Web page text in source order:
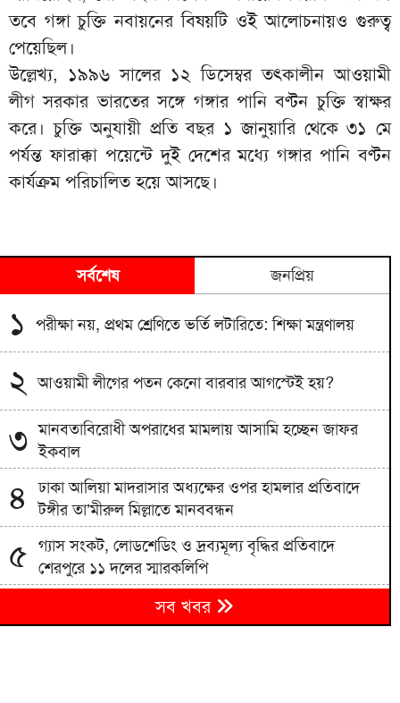
তবে গঙ্গা চুক্তি নবায়নের বিষয়টি ওই আলোচনায়ও গুরুত্ব
পেয়েছিল।
উল্লেখ্য, ১৯৯৬ সালের ১২ ডিসেম্বর তৎকালীন আওয়ামী
লীগ সরকার ভারতের সঙ্গে গঙ্গার পানি বণ্টন চুক্তি স্বাক্ষর
করে। চুক্তি অনুযায়ী প্রতি বছর ১ জানুয়ারি থেকে ৩১ মে
পর্যন্ত ফারাক্কা পয়েন্টে দুই দেশের মধ্যে গঙ্গার পানি বণ্টন
কার্যক্রম পরিচালিত হয়ে আসছে।
সর্বশেষ জনপ্রিয়
১ পরীক্ষা নয়, প্রথম শ্রেণিতে ভর্তি লটারিতে: শিক্ষা মন্ত্রণালয়
২ আওয়ামী লীগের পতন কেনো বারবার আগস্টেই হয়?
৩ মানবতাবিরোধী অপরাধের মামলায় আসামি হচ্ছেন জাফর
ইকবাল
৪
ঢাকা আলিয়া মাদরাসার অধ্যক্ষের ওপর হামলার প্রতিবাদে
টঙ্গীর তা’মীরুল মিল্লাতে মানববন্ধন
৫ গ্যাস সংকট, লোডশেডিং ও দ্রব্যমূল্য বৃদ্ধির প্রতিবাদে
শেরপুরে ১১ দলের স্মারকলিপি
৬
নদীদূষণ রোধে সমন্বিত পদক্ষেপ গ্রহণে অবহেলার সুযোগ
নেই: প্রধানমন্ত্রী
সব খবর